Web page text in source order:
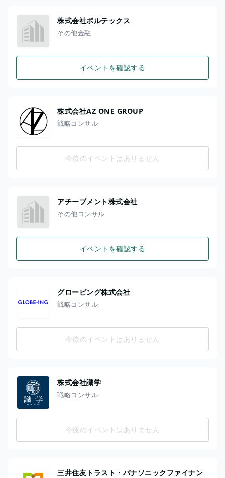
株式会社ボルテックス
その他金融
イベントを確認する
株式会社AZ ONE GROUP
戦略コンサル
今後のイベントはありません
アチーブメント株式会社
その他コンサル
イベントを確認する
グロービング株式会社
戦略コンサル
今後のイベントはありません
株式会社識学
戦略コンサル
今後のイベントはありません
三井住友トラスト・パナソニックファイナン